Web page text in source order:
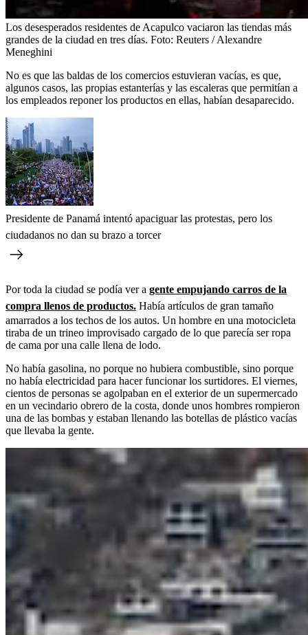
Los desesperados residentes de Acapulco vaciaron las tiendas más
grandes de la ciudad en tres días. Foto: Reuters / Alexandre
Meneghini
No es que las baldas de los comercios estuvieran vacías, es que,
algunos casos, las propias estanterías y las escaleras que permitían a
los empleados reponer los productos en ellas, habían desaparecido.
Presidente de Panamá intentó apaciguar las protestas, pero los
ciudadanos no dan su brazo a torcer
Por toda la ciudad se podía ver a gente empujando carros de la
compra llenos de productos. Había artículos de gran tamaño
amarrados a los techos de los autos. Un hombre en una motocicleta
tiraba de un trineo improvisado cargado de lo que parecía ser ropa
de cama por una calle llena de lodo.
No había gasolina, no porque no hubiera combustible, sino porque
no había electricidad para hacer funcionar los surtidores. El viernes,
cientos de personas se agolpaban en el exterior de un supermercado
en un vecindario obrero de la costa, donde unos hombres rompieron
una de las bombas y estaban llenando las botellas de plástico vacías
que llevaba la gente.